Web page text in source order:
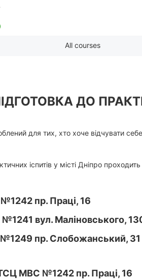
All courses
ДО
для тих, хто хоче відчувати
іспитів у місті Дніпро
пр. Праці, 16
вул. Маліновського,
пр. Слобожанський,
МВС №1242 пр. Праці, 16